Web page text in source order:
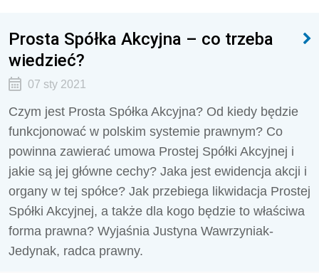
Prosta Spółka Akcyjna – co trzeba
wiedzieć?
07 sty 2021
Czym jest Prosta Spółka Akcyjna? Od kiedy będzie
funkcjonować w polskim systemie prawnym? Co
powinna zawierać umowa Prostej Spółki Akcyjnej i
jakie są jej główne cechy? Jaka jest ewidencja akcji i
organy w tej spółce? Jak przebiega likwidacja Prostej
Spółki Akcyjnej, a także dla kogo będzie to właściwa
forma prawna? Wyjaśnia Justyna Wawrzyniak-
Jedynak, radca prawny.